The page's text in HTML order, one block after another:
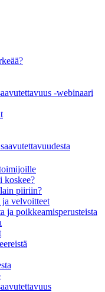
-webinaari
koskee?
piiriin?
ja velvoitteet
ja poikkeamisperusteista